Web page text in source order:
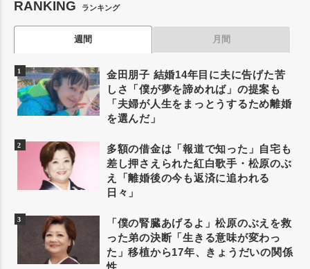
RANKING ランキング
週間 月間
金田朋子 結婚14年目に夫に告げた苦
しさ「僕が夢を諦めれば」の提案も
「夫婦が人生をまっとうするため離婚
を選んだ」
多額の借金は「報道で知った」自宅も
差し押さえられた紅白歌手・松原のぶ
え「離婚後の今も返済に追われる
日々」
「僕の腎臓あげるよ」松原のぶえを救
った弟の決断「生きる意味が変わっ
た」移植から17年、きょうだいの関係
性